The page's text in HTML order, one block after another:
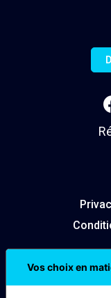
Vos choix en